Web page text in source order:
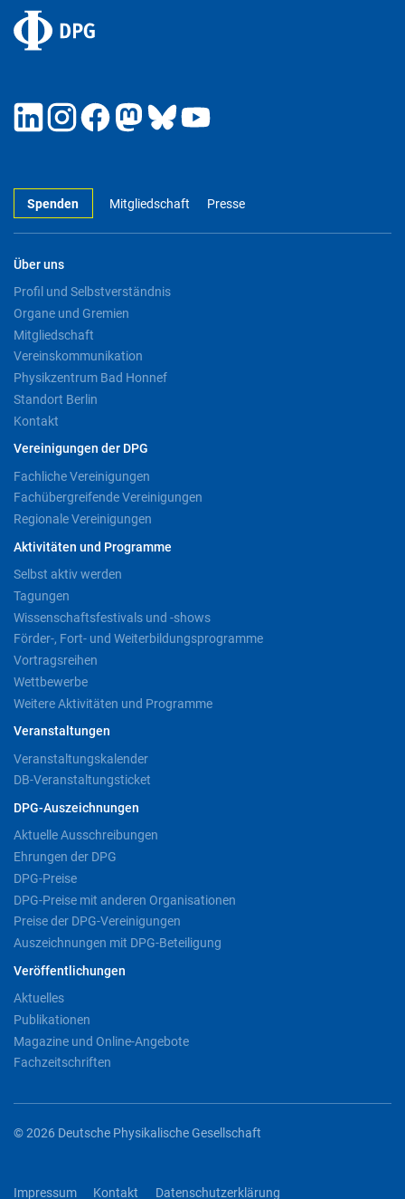
Spenden Mitgliedschaft Presse
Über uns
Profil und Selbstverständnis
Organe und Gremien
Mitgliedschaft
Vereinskommunikation
Physikzentrum Bad Honnef
Standort Berlin
Kontakt
Vereinigungen der DPG
Fachliche Vereinigungen
Fachübergreifende Vereinigungen
Regionale Vereinigungen
Aktivitäten und Programme
Selbst aktiv werden
Tagungen
Wissenschaftsfestivals und -shows
Förder-, Fort- und Weiterbildungsprogramme
Vortragsreihen
Wettbewerbe
Weitere Aktivitäten und Programme
Veranstaltungen
Veranstaltungskalender
DB-Veranstaltungsticket
DPG-Auszeichnungen
Aktuelle Ausschreibungen
Ehrungen der DPG
DPG-Preise
DPG-Preise mit anderen Organisationen
Preise der DPG-Vereinigungen
Auszeichnungen mit DPG-Beteiligung
Veröffentlichungen
Aktuelles
Publikationen
Magazine und Online-Angebote
Fachzeitschriften
© 2026 Deutsche Physikalische Gesellschaft
Impressum Kontakt Datenschutzerklärung